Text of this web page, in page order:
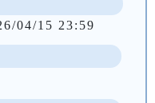
04/15 23:59